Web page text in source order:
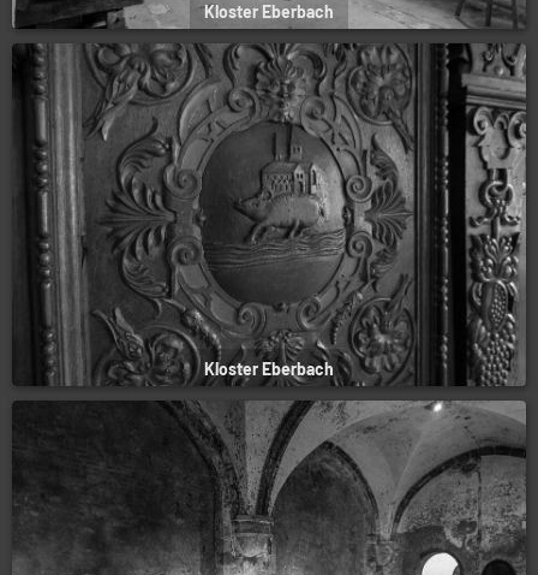
Kloster Eberbach
Kloster Eberbach